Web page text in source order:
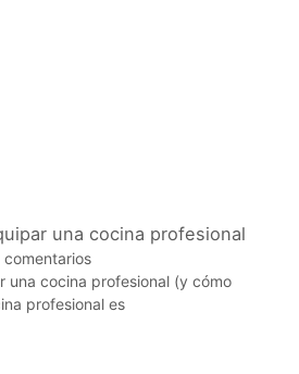
una cocina profesional
comentarios
una cocina profesional (y cómo
profesional es